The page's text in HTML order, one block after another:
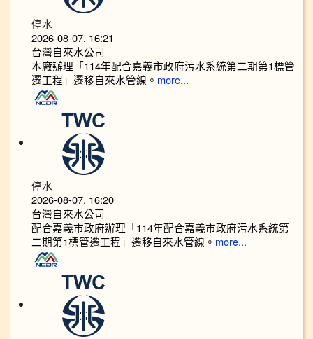
停水
2026-08-07, 16:21
台灣自來水公司
本廠辦理「114年配合嘉義市政府污水系統第二期第1標管
遷工程」遷移自來水管線。 more...
停水
2026-08-07, 16:20
台灣自來水公司
配合嘉義市政府辦理「114年配合嘉義市政府污水系統第
二期第1標管遷工程」遷移自來水管線。 more...